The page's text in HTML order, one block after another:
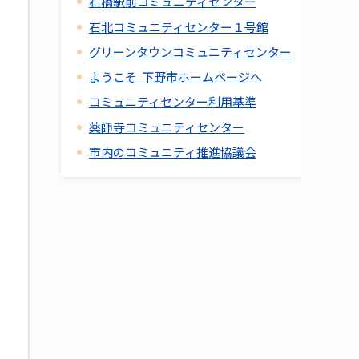
石北コミュニティセンター１号館
グリーンタウンコミュニティセンター
ようこそ 下野市ホームページへ
コミュニティセンター利用基準
薬師寺コミュニティセンター
市内のコミュニティ推進協議会